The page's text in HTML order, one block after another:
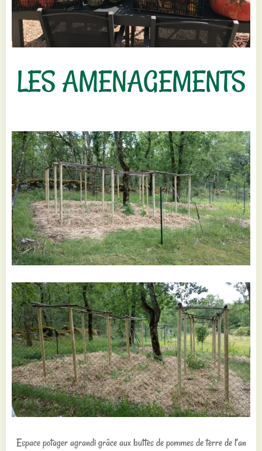
LES AMENAGEMENTS
Espace potager agrandi grâce aux buttes de pommes de terre de l’an